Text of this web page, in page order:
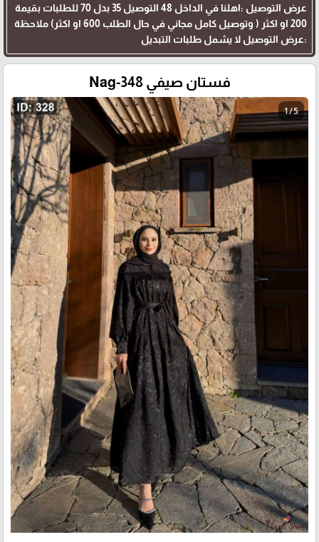
عرض التوصيل :اهلنا في الداخل 48 التوصيل 35 بدل 70 للطلبات بقيمة
200 او اكثر ( وتوصيل كامل مجاني في حال الطلب 600 او اكثر) ملاحظة
:عرض التوصيل لا يشمل طلبات التبديل
فستان صيفي Nag-348
1 / 5